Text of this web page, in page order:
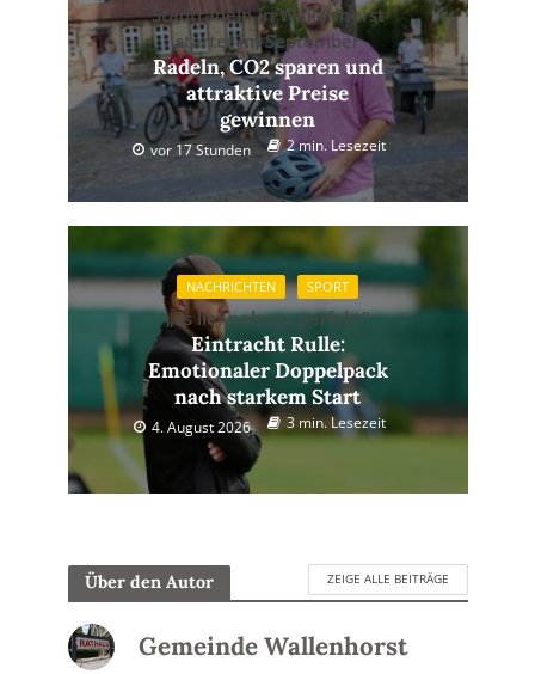
Stadtradeln in Wallenhorst
startet im September
Radeln, CO2 sparen und
attraktive Preise
gewinnen
vor 17 Stunden 2 min. Lesezeit
NACHRICHTEN SPORT
„Es lief nahezu perfekt”
Eintracht Rulle:
Emotionaler Doppelpack
nach starkem Start
4. August 2026 3 min. Lesezeit
Über den Autor ZEIGE ALLE BEITRÄGE
Gemeinde Wallenhorst